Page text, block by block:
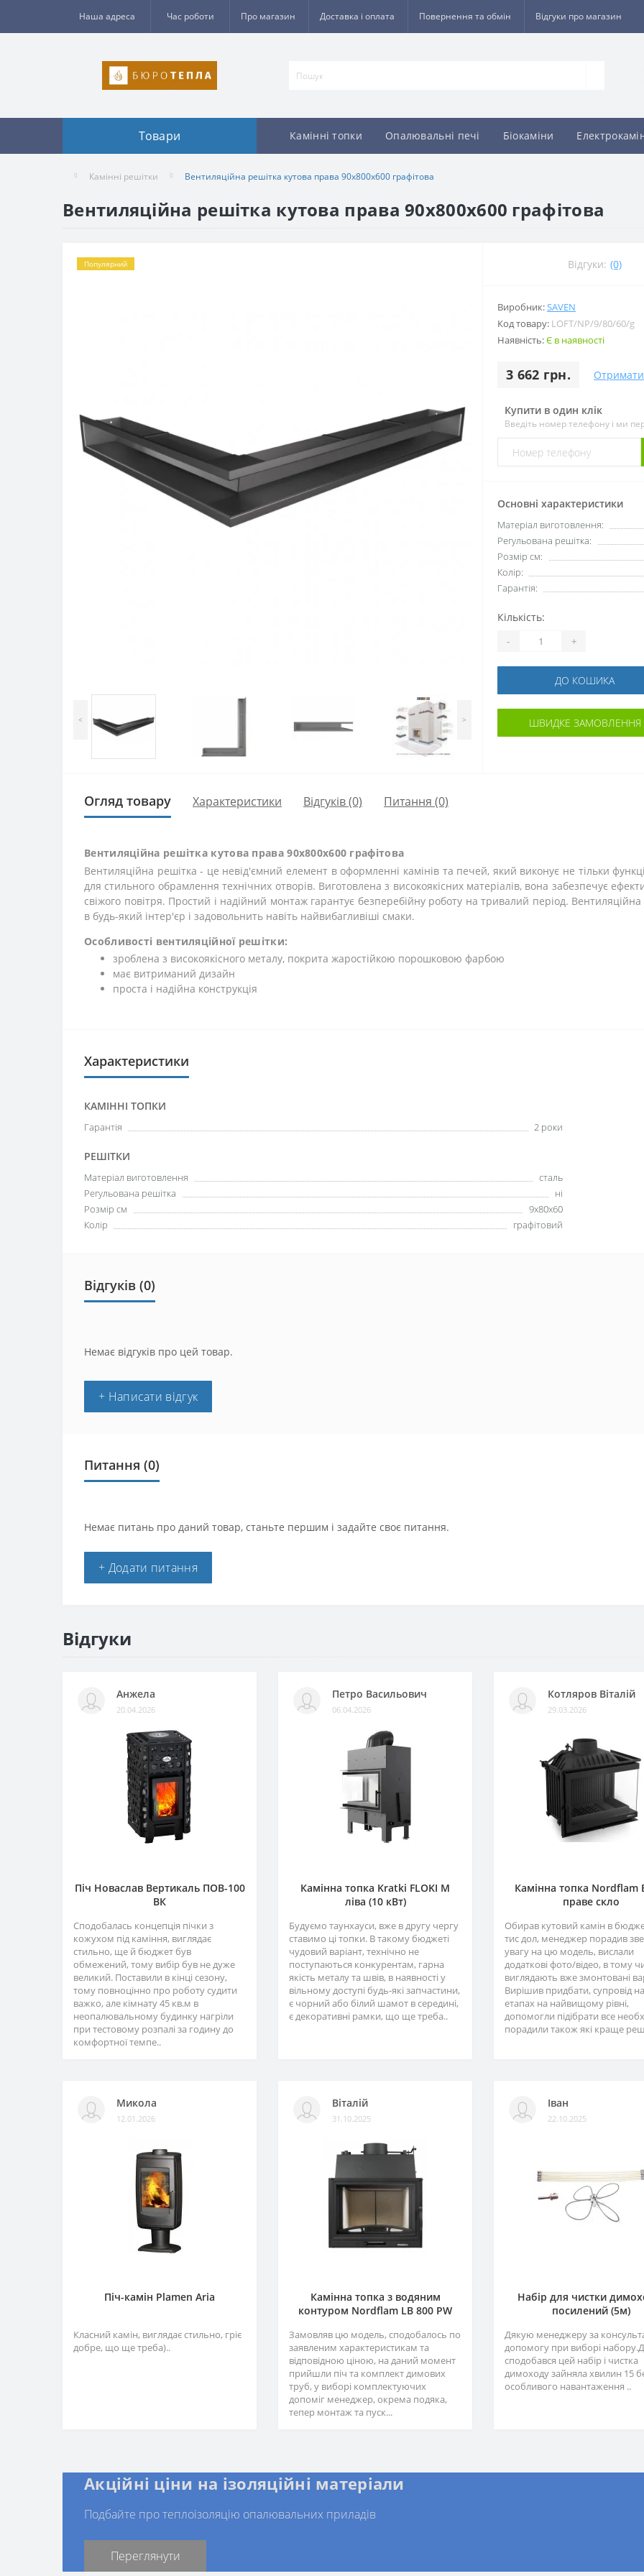
Наша адреса Час роботи Про магазин Доставка і оплата Повернення та обмін Відгуки про магазин
Товари Камінні топки Опалювальні печі Біокаміни
Камінні решітки Вентиляційна решітка кутова права 90х800х600 графітова
Вентиляційна решітка кутова права 90х800х600 графітова
Популярний
< >
Відгуки: (0)
Виробник:SAVEN
Код товару: LOFT/NP/9/80/60/g
Наявність:Є в наявності
3 662 грн.
Купити в один клік
Введіть номер телефону і ми
Основні характеристики
Матеріал виготовлення:
Регульована решітка:
Розмір см:
Колір:
Гарантія:
Кількість:
- +
ДО КОШИКА
ШВИДКЕ ЗАМОВЛЕННЯ
Огляд товару Характеристики Відгуків (0) Питання (0)
Вентиляційна решітка кутова права 90х800х600 графітова
Вентиляційна решітка - це невід'ємний елемент в оформленні камінів та печей, який виконує не тільки
для стильного обрамлення технічних отворів. Виготовлена з високоякісних матеріалів, вона забезпечує
свіжого повітря. Простий і надійний монтаж гарантує безперебійну роботу на тривалий період.
в будь-який інтер'єр і задовольнить навіть найвибагливіші смаки.
Особливості вентиляційної решітки:
зроблена з високоякісного металу, покрита жаростійкою порошковою фарбою
має витриманий дизайн
проста і надійна конструкція
Характеристики
КАМІННІ ТОПКИ
Гарантія 2 роки
РЕШІТКИ
Матеріал виготовлення
сталь
Регульована решітка
ні
Розмір см
9х80х60
Колір
графітовий
Відгуків (0)
Немає відгуків про цей товар.
+ Написати відгук
Питання (0)
Немає питань про даний товар, станьте першим і задайте своє питання.
+ Додати питання
Відгуки
Анжела
20.04.2026
Піч Новаслав Вертикаль ПОВ-100
ВК
Сподобалась концепція пічки з
кожухом під каміння, виглядає
стильно, ще й бюджет був
обмежений, тому вибір був не дуже
великий. Поставили в кінці сезону,
тому повноцінно про роботу судити
важко, але кімнату 45 кв.м в
неопалювальному будинку нагріли
при тестовому розпалі за годину до
комфортної темпе..
Петро Васильович
06.04.2026
Камінна топка Kratki FLOKI M
ліва (10 кВт)
Будуємо таунхауси, вже в другу чергу
ставимо ці топки. В такому бюджеті
чудовий варіант, технічно не
поступаються конкурентам, гарна
якість металу та швів, в наявності у
вільному доступі будь-які запчастини,
є чорний або білий шамот в середині,
є декоративні рамки, що ще треба..
Котляров Віталій
29.03.2026
Камінна топка Nordflam
праве скло
Обирав кутовий камін в
тис дол, менеджер порадив
увагу на цю модель, вислали
додаткові фото/відео, в тому
виглядають вже змонтовані
Вирішив придбати, супровід на
етапах на найвищому рівні,
допомогли підібрати все
порадили також які краще
Микола
12.01.2026
Піч-камін Plamen Aria
Класний камін, виглядає стильно, гріє
добре, що ще треба)..
Віталій
31.10.2025
Камінна топка з водяним
контуром Nordflam LB 800 PW
Замовляв цю модель, сподобалось по
заявленим характеристикам та
відповідною ціною, на даний момент
прийшли піч та комплект димових
труб, у виборі комплектуючих
допоміг менеджер, окрема подяка,
тепер монтаж та пуск...
Іван
22.10.2025
Набір для чистки
посилений (5м)
Дякую менеджеру за
допомогу при виборі
сподобався цей набір і чистка
димоходу зайняла хвилин 15
особливого навантаження ..
Акційні ціни на ізоляційні матеріали
Подбайте про теплоізоляцію опалювальних приладів
Переглянути